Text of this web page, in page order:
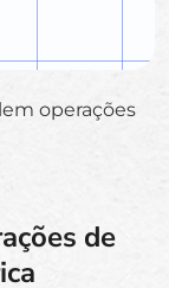
operações
de